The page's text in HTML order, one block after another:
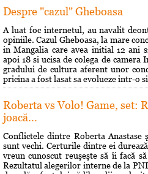
Despre "cazul" Gheboasa
A luat foc internetul, au navalit
opiniile. Cazul Gheboasa, la mare
in Mangalia care avea initial 12 ani
apoi 18 si ucisa de colega de camera
gradului de cultura aferent unor
pricina a fost lasat sa evolueze intr-o
Roberta vs Volo! Game, set:
joacă...
Conflictele dintre Roberta Anastase
sunt vechi. Certurile dintre ei
vreun cunoscut reuşeşte să îi facă
Rezultatul alegerilor interne de la